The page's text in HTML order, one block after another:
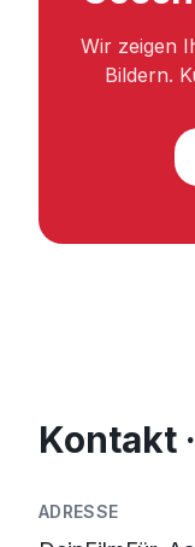
Wir zeigen
Bildern.
Kontakt
ADRESSE